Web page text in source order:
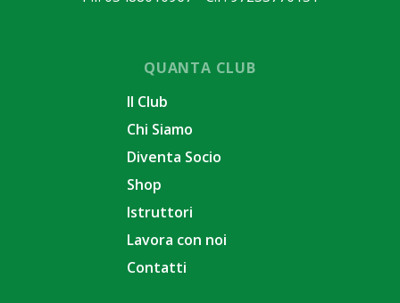
QUANTA CLUB
Il Club
Chi Siamo
Diventa Socio
Shop
Istruttori
Lavora con noi
Contatti